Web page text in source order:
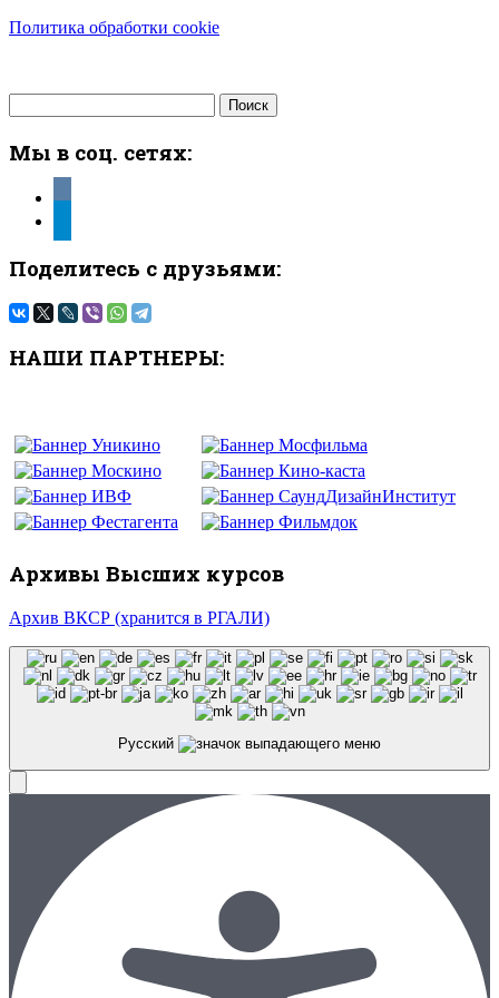
Политика обработки cookie
Мы в соц. сетях:
Поделитесь с друзьями:
НАШИ ПАРТНЕРЫ:
Архивы Высших курсов
Архив ВКСР (хранится в РГАЛИ)
Русский